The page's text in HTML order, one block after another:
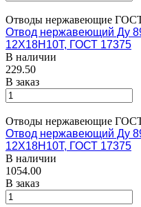
Отводы нержавеющие
Отвод нержавеющий Ду
12Х18Н10Т, ГОСТ 17375
В наличии
229.50
В заказ
Отводы нержавеющие
Отвод нержавеющий Ду
12Х18Н10Т, ГОСТ 17375
В наличии
1054.00
В заказ